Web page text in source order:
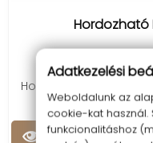
Hordozható
Hordozható TENS +
móddal, meleg
Kosárba
Adatkezelési
Weboldalunk az
cookie-kat használ.
funkcionalitáshoz